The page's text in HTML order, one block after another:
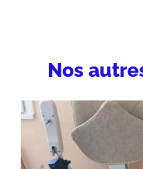
Nos